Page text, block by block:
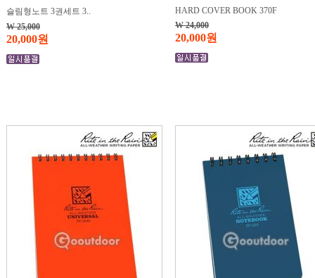
슬림형노트 3권세트 3..
W 25,000
20,000원
HARD COVER BOOK 370F
W 24,000
20,000원